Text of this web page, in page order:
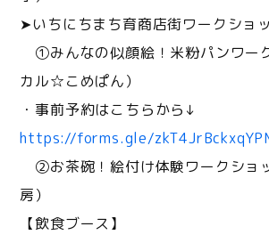
➤いちにちまち育商店街ワークショ
①みんなの似顔絵！米粉パンワー
カル☆こめぱん）
・事前予約はこちらから↓
https://forms.gle/
②お茶碗！絵付け体験ワークショ
房）
【飲食ブース】